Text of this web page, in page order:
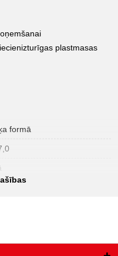
plastmasas
formā